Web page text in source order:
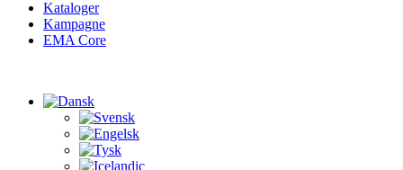
Kataloger
Kampagne
EMA Core